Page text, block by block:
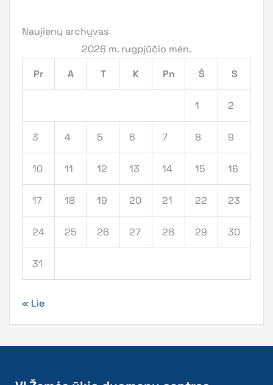
Naujienų archyvas
2026 m. rugpjūčio mėn.
Pr
A T K Pn Š S
1 2
3 4 5 6 7 8 9
10 11 12 13 14 15 16
17 18 19 20 21 22 23
24 25 26 27 28 29 30
31
« Lie